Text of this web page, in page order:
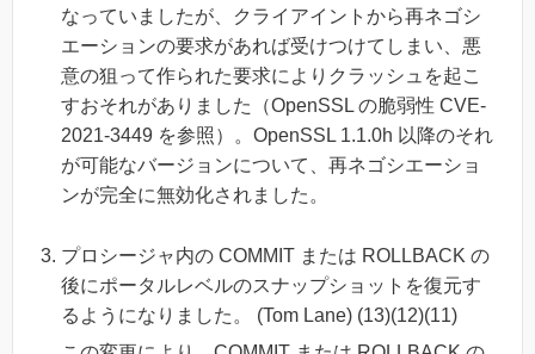
なっていましたが、クライアイントから再ネゴシ
エーションの要求があれば受けつけてしまい、悪
意の狙って作られた要求によりクラッシュを起こ
すおそれがありました（OpenSSL の脆弱性 CVE-
2021-3449 を参照）。OpenSSL 1.1.0h 以降のそれ
が可能なバージョンについて、再ネゴシエーショ
ンが完全に無効化されました。
プロシージャ内の COMMIT または ROLLBACK の
後にポータルレベルのスナップショットを復元す
るようになりました。 (Tom Lane) (13)(12)(11)